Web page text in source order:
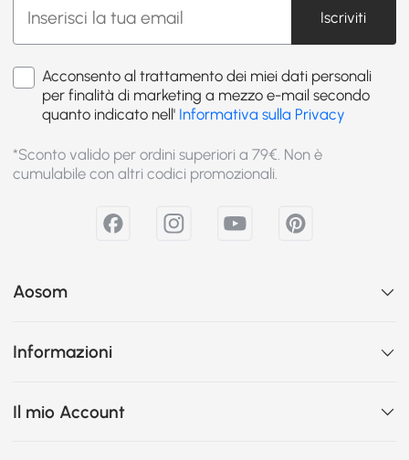
Iscriviti
Acconsento al trattamento dei miei dati personali
per finalità di marketing a mezzo e-mail secondo
quanto indicato nell' Informativa sulla Privacy
*Sconto valido per ordini superiori a 79€. Non è
cumulabile con altri codici promozionali.
Aosom
Informazioni
Il mio Account